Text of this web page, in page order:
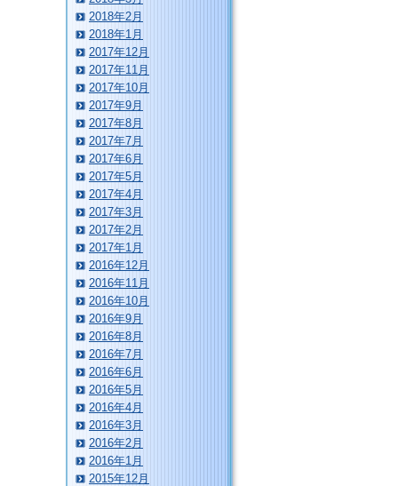
2018年2月
2018年1月
2017年12月
2017年11月
2017年10月
2017年9月
2017年8月
2017年7月
2017年6月
2017年5月
2017年4月
2017年3月
2017年2月
2017年1月
2016年12月
2016年11月
2016年10月
2016年9月
2016年8月
2016年7月
2016年6月
2016年5月
2016年4月
2016年3月
2016年2月
2016年1月
2015年12月